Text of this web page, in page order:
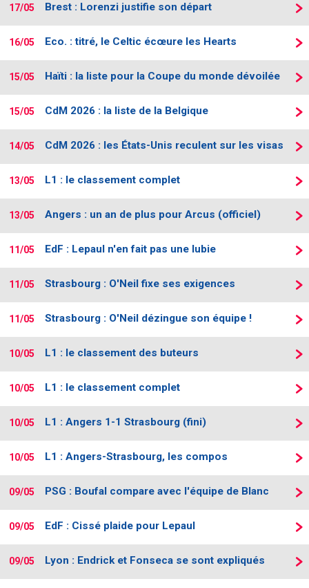
17/05 Brest : Lorenzi justifie son départ
16/05 Eco. : titré, le Celtic écœure les Hearts
15/05 Haïti : la liste pour la Coupe du monde dévoilée
15/05 CdM 2026 : la liste de la Belgique
14/05 CdM 2026 : les États-Unis reculent sur les visas
13/05 L1 : le classement complet
13/05 Angers : un an de plus pour Arcus (officiel)
11/05 EdF : Lepaul n'en fait pas une lubie
11/05 Strasbourg : O'Neil fixe ses exigences
11/05 Strasbourg : O'Neil dézingue son équipe !
10/05 L1 : le classement des buteurs
10/05 L1 : le classement complet
10/05 L1 : Angers 1-1 Strasbourg (fini)
10/05 L1 : Angers-Strasbourg, les compos
09/05 PSG : Boufal compare avec l'équipe de Blanc
09/05 EdF : Cissé plaide pour Lepaul
09/05 Lyon : Endrick et Fonseca se sont expliqués